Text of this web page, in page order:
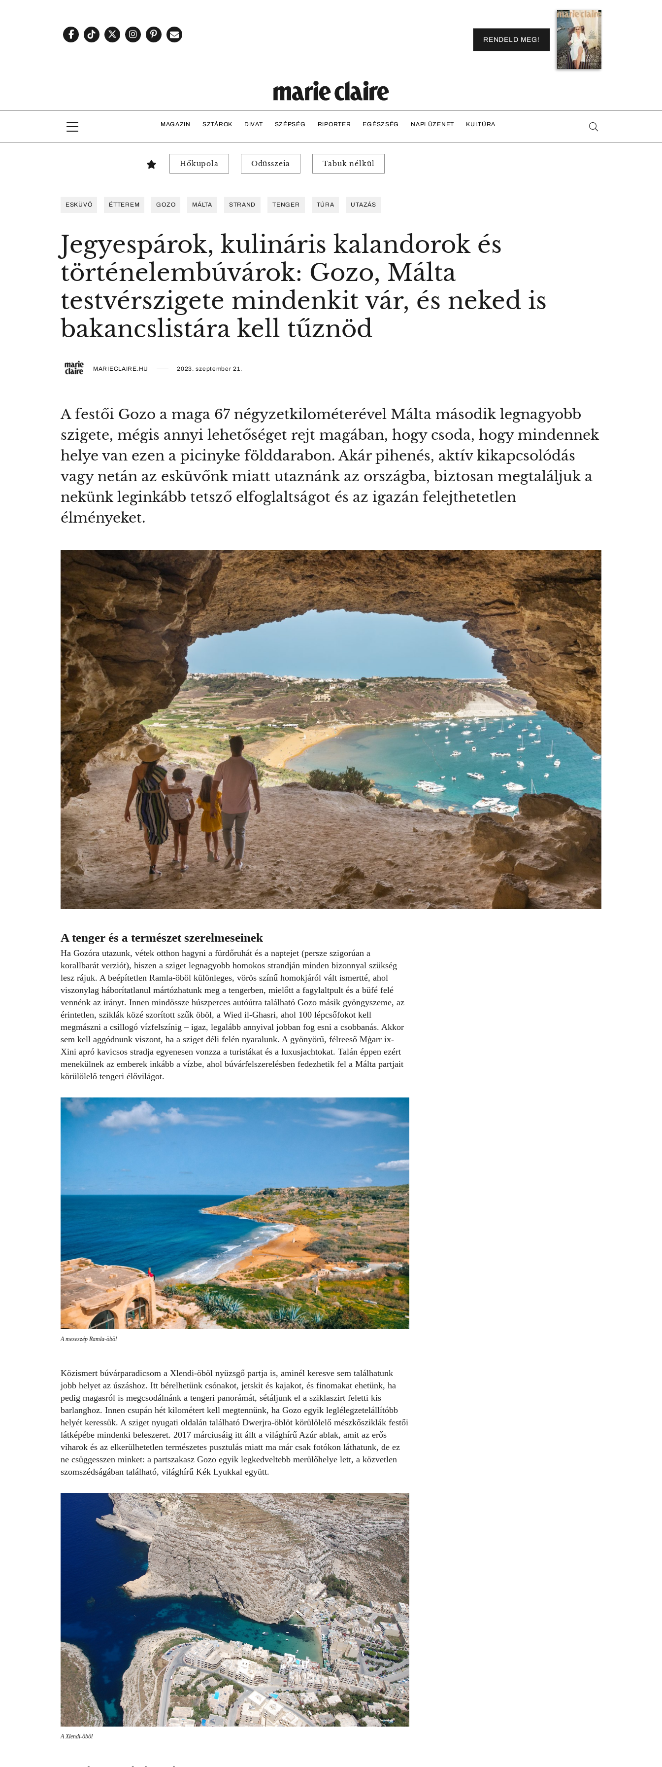
RENDELD MEG!
MAGAZIN SZTÁROK DIVAT SZÉPSÉG RIPORTER EGÉSZSÉG NAPI ÜZENET KULTÚRA
Hőkupola Odüsszeia Tabuk nélkül
ESKÜVŐ ÉTTEREM GOZO MÁLTA STRAND TENGER TÚRA UTAZÁS
Jegyespárok, kulináris kalandorok és
történelembúvárok: Gozo, Málta
testvérszigete mindenkit vár, és neked is
bakancslistára kell tűznöd
MARIECLAIRE.HU 2023. szeptember 21.
A festői Gozo a maga 67 négyzetkilométerével Málta második legnagyobb
szigete, mégis annyi lehetőséget rejt magában, hogy csoda, hogy mindennek
helye van ezen a picinyke földdarabon. Akár pihenés, aktív kikapcsolódás
vagy netán az esküvőnk miatt utaznánk az országba, biztosan megtaláljuk a
nekünk leginkább tetsző elfoglaltságot és az igazán felejthetetlen
élményeket.
A tenger és a természet szerelmeseinek
Ha Gozóra utazunk, vétek otthon hagyni a fürdőruhát és a naptejet (persze szigorúan a
korallbarát verziót), hiszen a sziget legnagyobb homokos strandján minden bizonnyal szükség
lesz rájuk. A beépítetlen Ramla-öböl különleges, vörös színű homokjáról vált ismertté, ahol
viszonylag háborítatlanul mártózhatunk meg a tengerben, mielőtt a fagylaltpult és a büfé felé
vennénk az irányt. Innen mindössze húszperces autóútra található Gozo másik gyöngyszeme, az
érintetlen, sziklák közé szorított szűk öböl, a Wied il-Għasri, ahol 100 lépcsőfokot kell
megmászni a csillogó vízfelszínig – igaz, legalább annyival jobban fog esni a csobbanás. Akkor
sem kell aggódnunk viszont, ha a sziget déli felén nyaralunk. A gyönyörű, félreeső Mġarr ix-
Xini apró kavicsos stradja egyenesen vonzza a turistákat és a luxusjachtokat. Talán éppen ezért
menekülnek az emberek inkább a vízbe, ahol búvárfelszerelésben fedezhetik fel a Málta partjait
körülölelő tengeri élővilágot.
A meseszép Ramla-öböl
Közismert búvárparadicsom a Xlendi-öböl nyüzsgő partja is, aminél keresve sem találhatunk
jobb helyet az úszáshoz. Itt bérelhetünk csónakot, jetskit és kajakot, és finomakat ehetünk, ha
pedig magasról is megcsodálnánk a tengeri panorámát, sétáljunk el a sziklaszirt feletti kis
barlanghoz. Innen csupán hét kilométert kell megtennünk, ha Gozo egyik leglélegzetelállítóbb
helyét keressük. A sziget nyugati oldalán található Dwerjra-öblöt körülölelő mészkősziklák festői
látképébe mindenki beleszeret. 2017 márciusáig itt állt a világhírű Azúr ablak, amit az erős
viharok és az elkerülhetetlen természetes pusztulás miatt ma már csak fotókon láthatunk, de ez
ne csüggesszen minket: a partszakasz Gozo egyik legkedveltebb merülőhelye lett, a közvetlen
szomszédságában található, világhírű Kék Lyukkal együtt.
A Xlendi-öböl